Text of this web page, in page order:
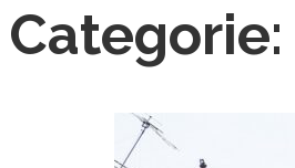
Categorie: